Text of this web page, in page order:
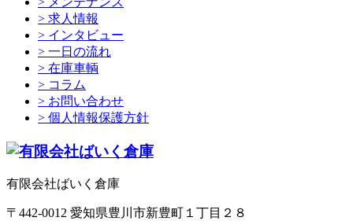
> 求人情報
> インタビュー
> 一日の流れ
> 在庫車輌
> コラム
> お問い合わせ
> 個人情報保護方針
有限会社ばいく倉庫
〒442-0012 愛知県豊川市新豊町１丁目２８